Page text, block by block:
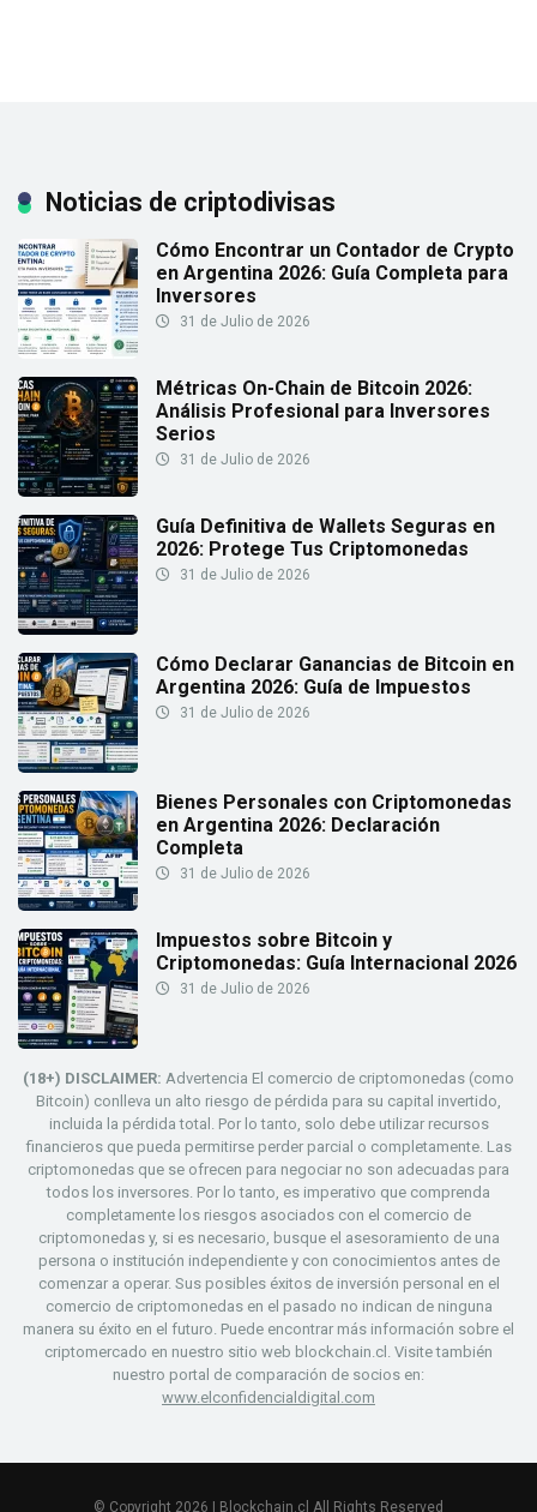
Noticias de criptodivisas
Cómo Encontrar un Contador de Crypto
en Argentina 2026: Guía Completa para
Inversores
31 de Julio de 2026
Métricas On-Chain de Bitcoin 2026:
Análisis Profesional para Inversores
Serios
31 de Julio de 2026
Guía Definitiva de Wallets Seguras en
2026: Protege Tus Criptomonedas
31 de Julio de 2026
Cómo Declarar Ganancias de Bitcoin en
Argentina 2026: Guía de Impuestos
31 de Julio de 2026
Bienes Personales con Criptomonedas
en Argentina 2026: Declaración
Completa
31 de Julio de 2026
Impuestos sobre Bitcoin y
Criptomonedas: Guía Internacional 2026
31 de Julio de 2026
(18+) DISCLAIMER: Advertencia El comercio de criptomonedas (como
Bitcoin) conlleva un alto riesgo de pérdida para su capital invertido,
incluida la pérdida total. Por lo tanto, solo debe utilizar recursos
financieros que pueda permitirse perder parcial o completamente. Las
criptomonedas que se ofrecen para negociar no son adecuadas para
todos los inversores. Por lo tanto, es imperativo que comprenda
completamente los riesgos asociados con el comercio de
criptomonedas y, si es necesario, busque el asesoramiento de una
persona o institución independiente y con conocimientos antes de
comenzar a operar. Sus posibles éxitos de inversión personal en el
comercio de criptomonedas en el pasado no indican de ninguna
manera su éxito en el futuro. Puede encontrar más información sobre el
criptomercado en nuestro sitio web blockchain.cl. Visite también
nuestro portal de comparación de socios en:
www.elconfidencialdigital.com
© Copyright 2026 | Blockchain.cl All Rights Reserved